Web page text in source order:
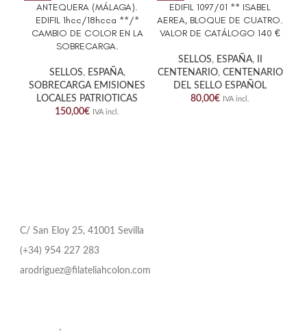
ANTEQUERA (MÁLAGA).
EDIFIL 1hcc/18hcca **/*
CAMBIO DE COLOR EN LA
SOBRECARGA.
SELLOS, ESPAÑA,
SOBRECARGA EMISIONES
LOCALES PATRIOTICAS
150,00€ IVA incl.
EDIFIL 1097/01 ** ISABEL
AEREA, BLOQUE DE CUATRO.
VALOR DE CATÁLOGO 140 €
SELLOS, ESPAÑA,
CENTENARIO, CENTENARIO
DEL SELLO ESPAÑOL
80,00€ IVA incl.
C/ San Eloy 25, 41001 Sevilla
(+34) 954 227 283
arodriguez@filateliahcolon.com